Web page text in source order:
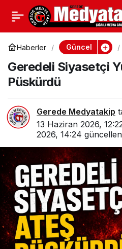
Haberler Güncel
Geredeli Siyasetçi
Püskürdü
Gerede Medyatakip
13 Haziran 2026,
2026, 14:24
Gerede Cumhuriyet
Başsavcısı Değişti